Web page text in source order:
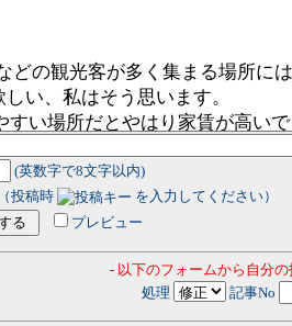
(英数字で8文字以内)
（投稿時
を入力してください）
プレビュー
- 以下のフォームから自分
処理
記事No